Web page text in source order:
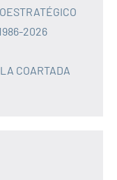
2026
COARTADA